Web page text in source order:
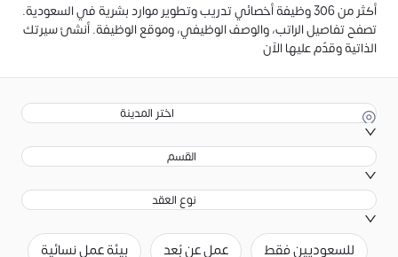
أكثر من 306 وظيفة أخصائي تدريب وتطوير موارد بشرية في السعودية.
تصفح تفاصيل الراتب، والوصف الوظيفي، وموقع الوظيفة. أنشئ سيرتك
الذاتية وقدّم عليها الآن
اختر المدينة
القسم
نوع العقد
للسعوديين فقط عمل عن بُعد بيئة عمل نسائية